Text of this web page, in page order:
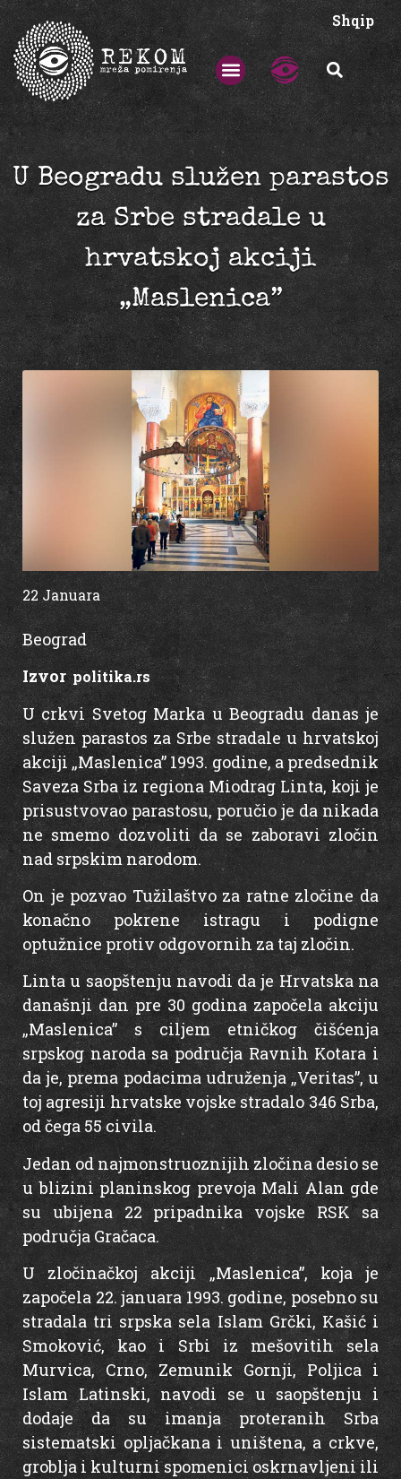
Shqip
U Beogradu služen parastos
za Srbe stradale u
hrvatskoj akciji
„Maslenica”
Izvor:politika.rs
U crkvi Svetog Marka u Beogradu danas je
služen parastos za Srbe stradale u hrvatskoj
akciji „Maslenica” 1993. godine, a predsednik
Saveza Srba iz regiona Miodrag Linta, koji je
prisustvovao parastosu, poručio je da nikada
ne smemo dozvoliti da se zaboravi zločin
nad srpskim narodom.
On je pozvao Tužilaštvo za ratne zločine da
konačno pokrene istragu i podigne
optužnice protiv odgovornih za taj zločin.
Linta u saopštenju navodi da je Hrvatska na
današnji dan pre 30 godina započela akciju
„Maslenica” s ciljem etničkog čišćenja
srpskog naroda sa područja Ravnih Kotara i
da je, prema podacima udruženja „Veritas”, u
toj agresiji hrvatske vojske stradalo 346 Srba,
od čega 55 civila.
Jedan od najmonstruoznijih zločina desio se
u blizini planinskog prevoja Mali Alan gde
su ubijena 22 pripadnika vojske RSK sa
područja Gračaca.
U zločinačkoj akciji „Maslenica”, koja je
započela 22. januara 1993. godine, posebno su
stradala tri srpska sela Islam Grčki, Kašić i
Smoković, kao i Srbi iz mešovitih sela
Murvica, Crno, Zemunik Gornji, Poljica i
Islam Latinski, navodi se u saopštenju i
dodaje da su imanja proteranih Srba
sistematski opljačkana i uništena, a crkve,
groblja i kulturni spomenici oskrnavljeni ili
22 Januara
16:35
Beograd